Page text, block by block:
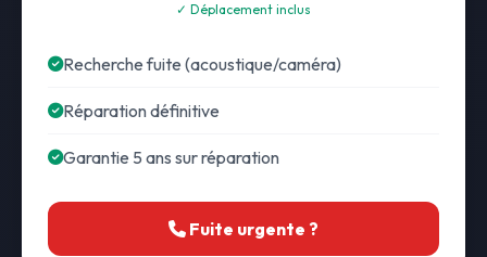
✓ Déplacement inclus
Recherche fuite (acoustique/caméra)
Réparation définitive
Garantie 5 ans sur réparation
Fuite urgente ?